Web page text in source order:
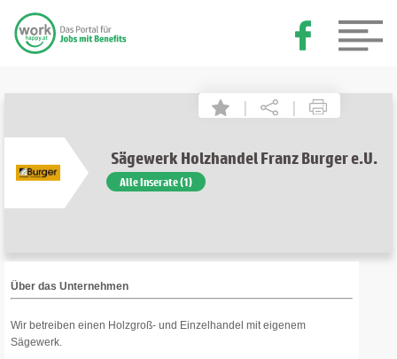
| |
Sägewerk Holzhandel Franz Burger e.U.
Alle Inserate (1)
Über das Unternehmen
Wir betreiben einen Holzgroß- und Einzelhandel mit eigenem
Sägewerk.